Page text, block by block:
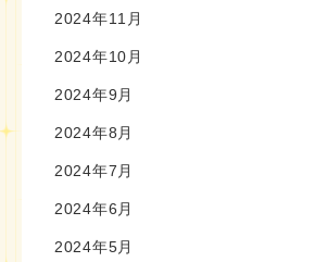
2024年11月
2024年10月
2024年9月
2024年8月
2024年7月
2024年6月
2024年5月